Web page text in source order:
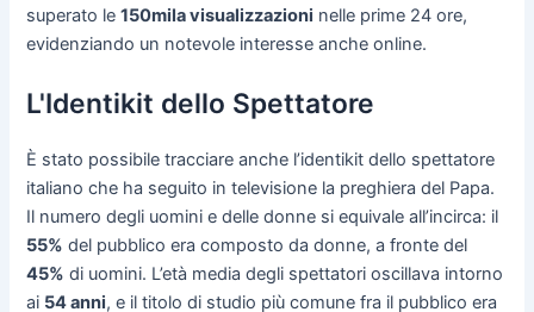
superato le150mila visualizzazioni nelle prime 24 ore,
evidenziando un notevole interesse anche online.
L'Identikit dello Spettatore
È stato possibile tracciare anche l’identikit dello spettatore
italiano che ha seguito in televisione la preghiera del Papa.
Il numero degli uomini e delle donne si equivale all’incirca: il
55% del pubblico era composto da donne, a fronte del
45% di uomini. L’età media degli spettatori oscillava intorno
ai 54 anni, e il titolo di studio più comune fra il pubblico era